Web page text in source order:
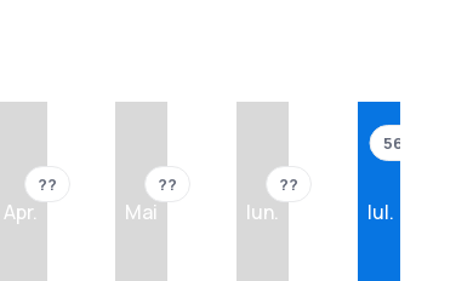
Apr.
??
Mai
??
Iun.
??
Iul.
565 €